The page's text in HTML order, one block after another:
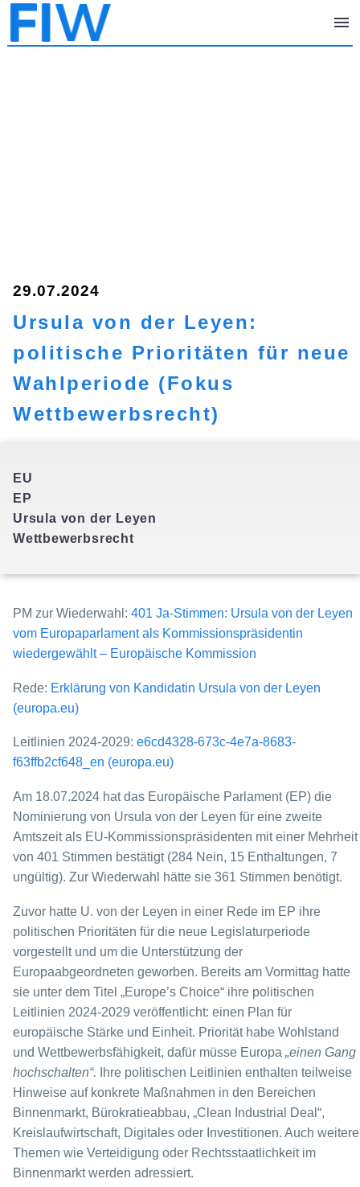
29.07.2024
Ursula von der Leyen:
politische Prioritäten für neue
Wahlperiode (Fokus
Wettbewerbsrecht)
EU
EP
Ursula von der Leyen
Wettbewerbsrecht
PM zur Wiederwahl: 401 Ja-Stimmen: Ursula von der Leyen
vom Europaparlament als Kommissionspräsidentin
wiedergewählt – Europäische Kommission
Rede: Erklärung von Kandidatin Ursula von der Leyen
(europa.eu)
Leitlinien 2024-2029: e6cd4328-673c-4e7a-8683-
f63ffb2cf648_en (europa.eu)
Am 18.07.2024 hat das Europäische Parlament (EP) die
Nominierung von Ursula von der Leyen für eine zweite
Amtszeit als EU-Kommissionspräsidenten mit einer Mehrheit
von 401 Stimmen bestätigt (284 Nein, 15 Enthaltungen, 7
ungültig). Zur Wiederwahl hätte sie 361 Stimmen benötigt.
Zuvor hatte U. von der Leyen in einer Rede im EP ihre
politischen Prioritäten für die neue Legislaturperiode
vorgestellt und um die Unterstützung der
Europaabgeordneten geworben. Bereits am Vormittag hatte
sie unter dem Titel „Europe’s Choice“ ihre politischen
Leitlinien 2024-2029 veröffentlicht: einen Plan für
europäische Stärke und Einheit. Priorität habe Wohlstand
und Wettbewerbsfähigkeit, dafür müsse Europa „einen Gang
hochschalten“. Ihre politischen Leitlinien enthalten teilweise
Hinweise auf konkrete Maßnahmen in den Bereichen
Binnenmarkt, Bürokratieabbau, „Clean Industrial Deal“,
Kreislaufwirtschaft, Digitales oder Investitionen. Auch weitere
Themen wie Verteidigung oder Rechtsstaatlichkeit im
Binnenmarkt werden adressiert.